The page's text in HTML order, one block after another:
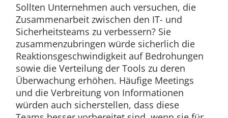
Sollten Unternehmen auch versuchen, die
Zusammenarbeit zwischen den IT- und
Sicherheitsteams zu verbessern? Sie
zusammenzubringen würde sicherlich die
Reaktionsgeschwindigkeit auf Bedrohungen
sowie die Verteilung der Tools zu deren
Überwachung erhöhen. Häufige Meetings
und die Verbreitung von Informationen
würden auch sicherstellen, dass diese